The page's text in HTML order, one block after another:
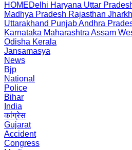
HOMEDelhi Haryana Uttar
Madhya Pradesh Rajasthan
Uttarakhand PunjabAndhra
Karnataka Maharashtra Assam
Odisha Kerala
Jansamasya
News
Bjp
National
Police
Bihar
India
कांग्रेस
Gujarat
Accident
Congress